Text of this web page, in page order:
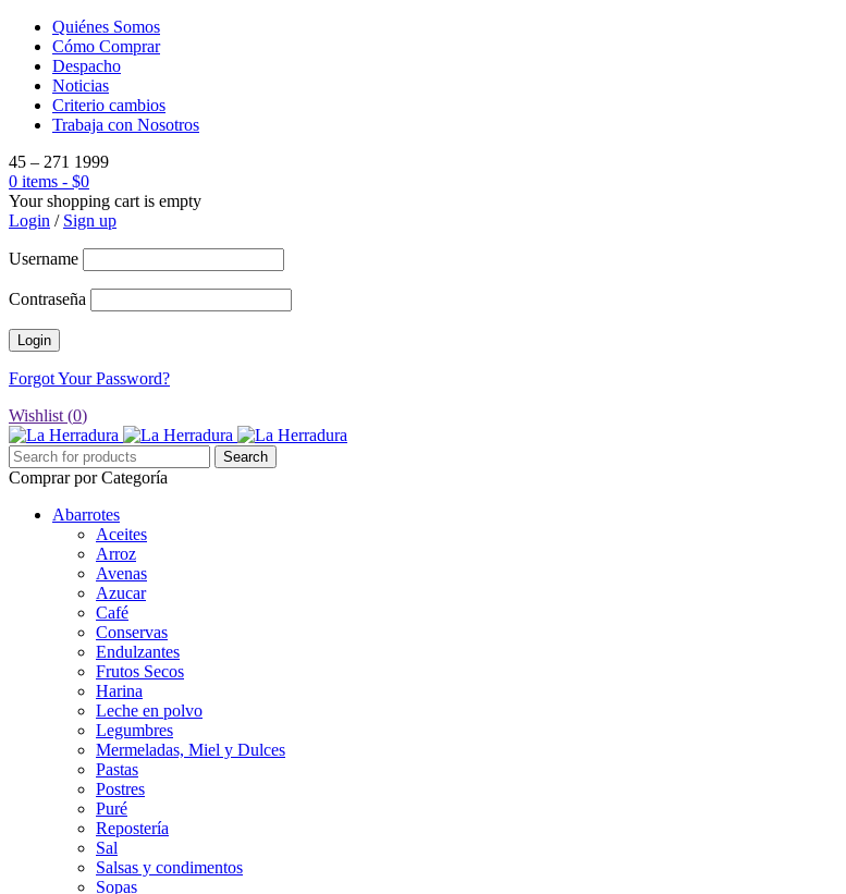
Quiénes Somos
Cómo Comprar
Despacho
Noticias
Criterio cambios
Trabaja con Nosotros
45 – 271 1999
0 items - $0
Your shopping cart is empty
Login / Sign up
Username
Contraseña
Forgot Your Password?
Wishlist (0)
Comprar por Categoría
Abarrotes
Aceites
Arroz
Avenas
Azucar
Café
Conservas
Endulzantes
Frutos Secos
Harina
Leche en polvo
Legumbres
Mermeladas, Miel y Dulces
Pastas
Postres
Puré
Repostería
Sal
Salsas y condimentos
Sopas